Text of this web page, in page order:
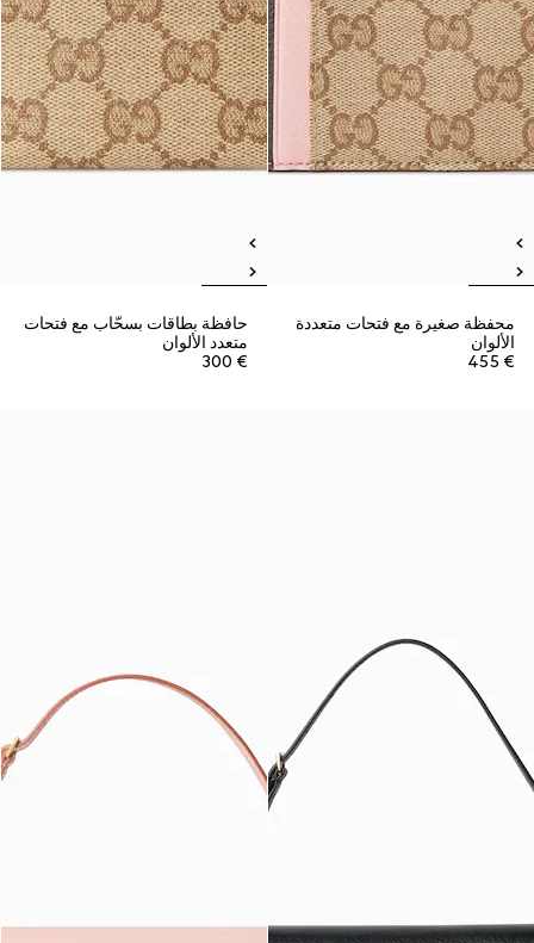
محفظة صغيرة مع فتحات متعددة
الألوان
€ 455
حافظة بطاقات بسحّاب مع فتحات
متعدد الألوان
€ 300